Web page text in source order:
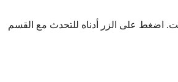
اضغط على الزر أدناه للتحدث مع القسم